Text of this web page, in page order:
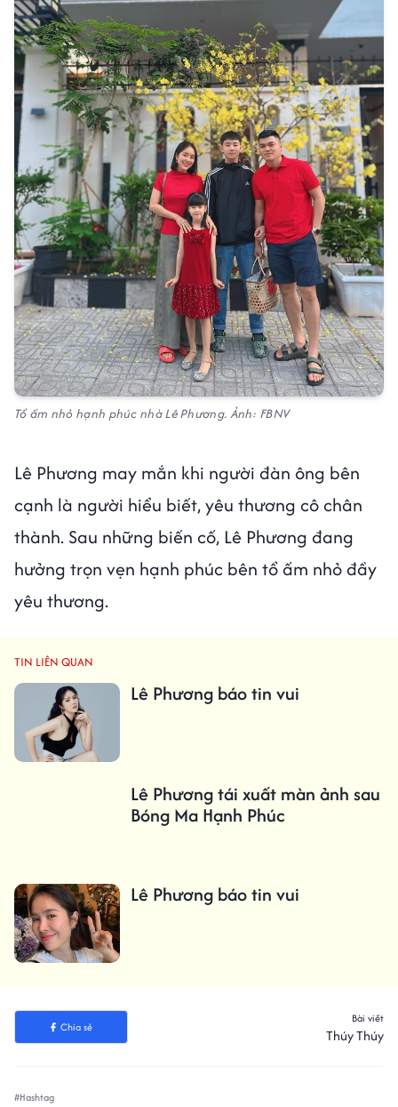
Tổ ấm nhỏ hạnh phúc nhà Lê Phương. Ảnh: FBNV
Lê Phương may mắn khi người đàn ông bên
cạnh là người hiểu biết, yêu thương cô chân
thành. Sau những biến cố, Lê Phương đang
hưởng trọn vẹn hạnh phúc bên tổ ấm nhỏ đầy
yêu thương.
TIN LIÊN QUAN
Lê Phương báo tin vui
Lê Phương tái xuất màn ảnh sau
Bóng Ma Hạnh Phúc
Lê Phương báo tin vui
Chia sẻ
Bài viết
Thúy Thúy
#Hashtag